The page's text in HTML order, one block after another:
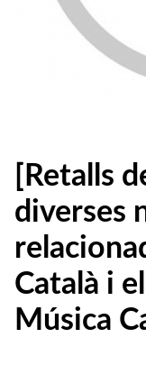
[Retalls
diverses
Català i
Música